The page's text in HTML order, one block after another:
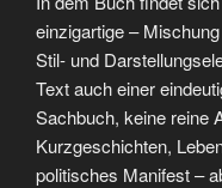
einzigartige –
Stil- und
Text auch einer
Sachbuch, keine reine
Kurzgeschichten,
politisches Manifest –